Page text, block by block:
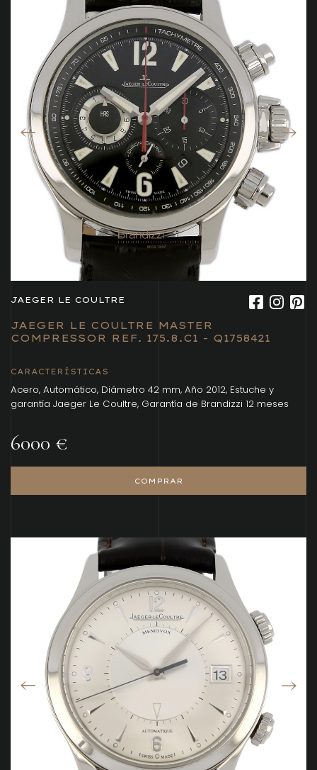
JAEGER LE COULTRE
JAEGER LE COULTRE MASTER
COMPRESSOR REF. 175.8.C1 - Q1758421
CARACTERÍSTICAS
Acero, Automático, Diámetro 42 mm, Año 2012, Estuche y
garantía Jaeger Le Coultre, Garantía de Brandizzi 12 meses
6000 €
COMPRAR